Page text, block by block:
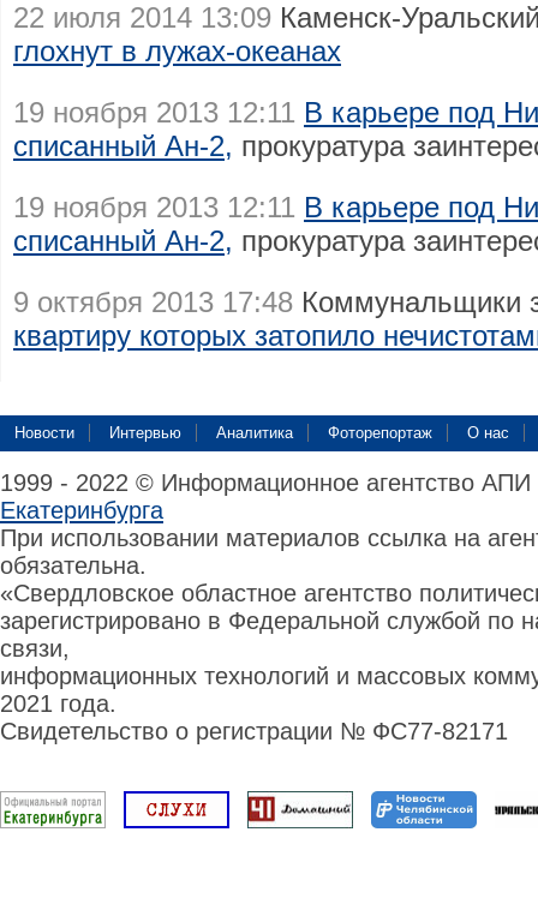
22 июля 2014 13:09 Каменск-
глохнут в лужах-океанах
19 ноября 2013 12:11 В карьере под
списанный Ан-2, прокуратура
19 ноября 2013 12:11 В карьере под
списанный Ан-2, прокуратура
9 октября 2013 17:48 Коммунальщики
квартиру которых затопило
Новости Интервью Аналитика Фоторепортаж О нас
1999 - 2022 © Информационное агентство
Екатеринбурга
При использовании материалов ссылка на
обязательна.
«Свердловское областное агентство
зарегистрировано в Федеральной службой по
связи,
информационных технологий и массовых
2021 года.
Свидетельство о регистрации № ФС77-82171